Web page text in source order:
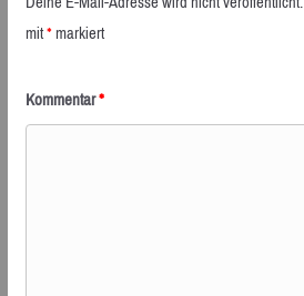
mit*markiert
Kommentar*